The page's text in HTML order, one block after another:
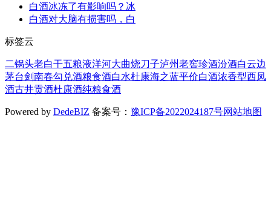
白酒冰冻了有影响吗？冰
白酒对大脑有损害吗，白
标签云
二锅头老白干五粮液洋河大曲烧刀子泸州老窖珍酒汾酒白云边
茅台剑南春勾兑酒粮食酒白水杜康海之蓝平价白酒浓香型西凤
酒古井贡酒杜康酒纯粮食酒
Powered by DedeBIZ 备案号： 豫ICP备2022024187号网站地图